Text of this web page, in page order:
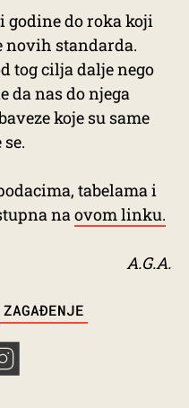
godine do roka koji
novih standarda.
tog cilja dalje nego
da nas do njega
koje su same
tabelama i
naovom linku.
A.G.A.
ZAGAĐENJE